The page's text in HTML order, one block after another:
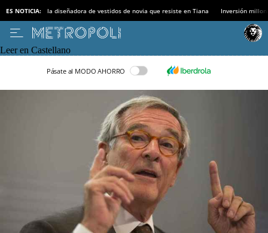
ES NOTICIA: la diseñadora de vestidos de novia que resiste en Tiana Inversión
Leer en Castellano
Pásate al MODO AHORRO